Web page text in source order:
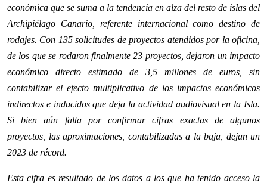
económica que se suma a la tendencia en alza del resto de islas del
Archipiélago Canario, referente internacional como destino de
rodajes. Con 135 solicitudes de proyectos atendidos por la oficina,
de los que se rodaron finalmente 23 proyectos, dejaron un impacto
económico directo estimado de 3,5 millones de euros, sin
contabilizar el efecto multiplicativo de los impactos económicos
indirectos e inducidos que deja la actividad audiovisual en la Isla.
Si bien aún falta por confirmar cifras exactas de algunos
proyectos, las aproximaciones, contabilizadas a la baja, dejan un
2023 de récord.
Esta cifra es resultado de los datos a los que ha tenido acceso la